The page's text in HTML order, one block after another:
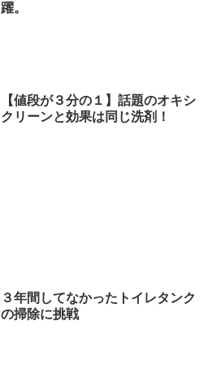
躍。
【値段が３分の１】話題のオキシ
クリーンと効果は同じ洗剤！
３年間してなかったトイレタンク
の掃除に挑戦